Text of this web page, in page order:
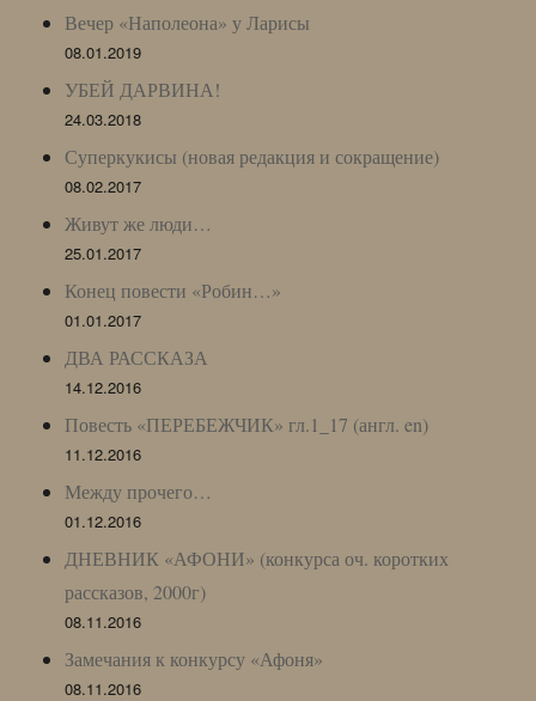
Вечер «Наполеона» у Ларисы
08.01.2019
УБЕЙ ДАРВИНА!
24.03.2018
Суперкукисы (новая редакция и сокращение)
08.02.2017
Живут же люди…
25.01.2017
Конец повести «Робин…»
01.01.2017
ДВА РАССКАЗА
14.12.2016
Повесть «ПЕРЕБЕЖЧИК» гл.1_17 (англ. en)
11.12.2016
Между прочего…
01.12.2016
ДНЕВНИК «АФОНИ» (конкурса оч. коротких
рассказов, 2000г)
08.11.2016
Замечания к конкурсу «Афоня»
08.11.2016